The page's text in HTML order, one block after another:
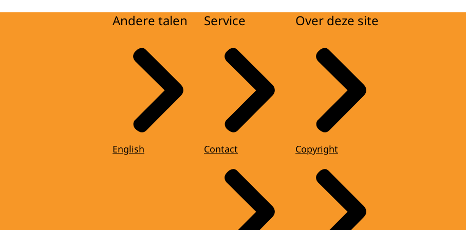
Andere talen
English
Service
Contact
Over deze site
Copyright